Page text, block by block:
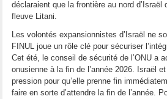
déclaraient que la frontière au nord d’Israël
fleuve Litani.
Les volontés expansionnistes d’Israël ne
FINUL joue un rôle clé pour sécuriser
Cet été, le conseil de sécurité de l’ONU a
onusienne à la fin de l’année 2026. Israël
pression pour qu’elle prenne fin
faire en sorte d’attendre la fin de l’année.